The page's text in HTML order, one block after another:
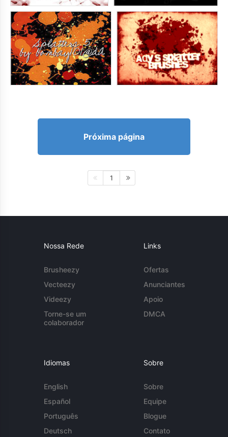
Próxima página
1
Nossa Rede
Brusheezy
Vecteezy
Videezy
Torne-se um
colaborador
Links
Ofertas
Anunciantes
Apoio
DMCA
Idiomas
English
Español
Português
Deutsch
Sobre
Sobre
Equipe
Blogue
Contato